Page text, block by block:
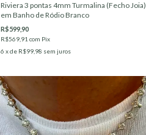
Riviera 3 pontas 4mm Turmalina (Fecho Joia)
em Banho de Ródio Branco
R$599,90
R$569,91 com Pix
6 x de R$99,98 sem juros